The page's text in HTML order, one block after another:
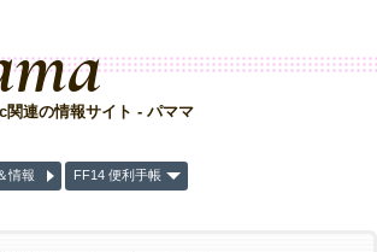
関連の情報サイト - パママ
情報 FF14 便利手帳